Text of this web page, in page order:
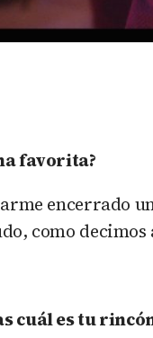
favorita?
encerrado
como
cuál es tu